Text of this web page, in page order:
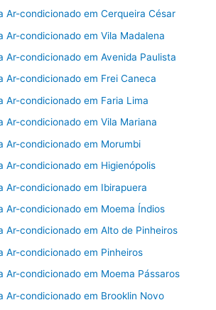
Ar-condicionado em Cerqueira César
Ar-condicionado em Vila Madalena
Ar-condicionado em Avenida Paulista
Ar-condicionado em Frei Caneca
Ar-condicionado em Faria Lima
Ar-condicionado em Vila Mariana
Ar-condicionado em Morumbi
Ar-condicionado em Higienópolis
Ar-condicionado em Ibirapuera
Ar-condicionado em Moema Índios
Ar-condicionado em Alto de Pinheiros
Ar-condicionado em Pinheiros
Ar-condicionado em Moema Pássaros
Ar-condicionado em Brooklin Novo